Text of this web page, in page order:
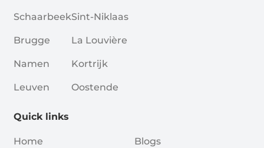
Schaarbeek
Brugge
Namen
Leuven
Sint-Niklaas
La Louvière
Kortrijk
Oostende
Quick links
Home Blogs